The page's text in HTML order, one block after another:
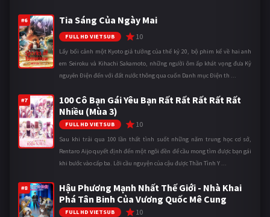
#6 Tia Sáng Của Ngày Mai
FULL HD VIETSUB 10
Lấy bối cảnh một Kyoto giả tưởng của thế kỷ 20, bộ phim kể về hai anh
em Seiroku và Kihachi Sakamoto, những người ôm ấp khát vọng đưa Kỷ
nguyên Điện đến với đất nước thông qua cuốn Danh mục Điện th ...
#7
100 Cô Bạn Gái Yêu Bạn Rất Rất Rất Rất Rất
Nhiều (Mùa 3)
FULL HD VIETSUB 10
Sau khi trải qua 100 lần thất tình suốt những năm trung học cơ sở,
Rentaro Aijo quyết định đến một ngôi đền để cầu mong tìm được bạn gái
khi bước vào cấp ba. Lời cầu nguyện của cậu được Thần Tình Y ...
#8
Hậu Phương Mạnh Nhất Thế Giới - Nhà Khai
Phá Tân Binh Của Vương Quốc Mê Cung
FULL HD VIETSUB 10